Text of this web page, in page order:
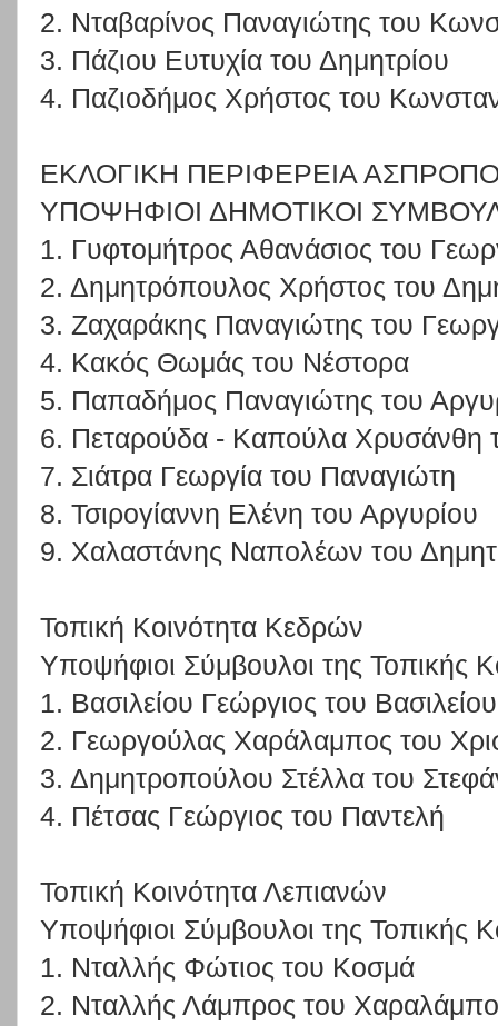
2. Νταβαρίνος Παναγιώτης του
3. Πάζιου Ευτυχία του Δημητρίου
4. Παζιοδήμος Χρήστος του
ΕΚΛΟΓΙΚΗ ΠΕΡΙΦΕΡΕΙΑ
ΥΠΟΨΗΦΙΟΙ ΔΗΜΟΤΙΚΟΙ
1. Γυφτομήτρος Αθανάσιος του
2. Δημητρόπουλος Χρήστος του
3. Ζαχαράκης Παναγιώτης του
4. Κακός Θωμάς του Νέστορα
5. Παπαδήμος Παναγιώτης του
6. Πεταρούδα - Καπούλα Χρυσάνθη
7. Σιάτρα Γεωργία του Παναγιώτη
8. Τσιρογίαννη Ελένη του Αργυρίου
9. Χαλαστάνης Ναπολέων του
Τοπική Κοινότητα Κεδρών
Υποψήφιοι Σύμβουλοι της Τοπικής
1. Βασιλείου Γεώργιος του Βασιλείου
2. Γεωργούλας Χαράλαμπος του
3. Δημητροπούλου Στέλλα του
4. Πέτσας Γεώργιος του Παντελή
Τοπική Κοινότητα Λεπιανών
Υποψήφιοι Σύμβουλοι της Τοπικής
1. Νταλλής Φώτιος του Κοσμά
2. Νταλλής Λάμπρος του